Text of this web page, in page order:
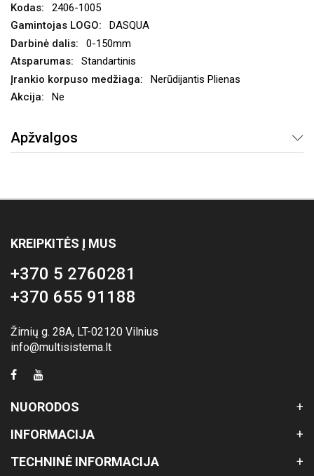
2406-1005
DASQUA
0-150mm
Standartinis
Nerūdijantis Plienas
Ne
Apžvalgos
KREIPKITĖS Į MUS
+370 5 2760281
+370 655 91188
Žirnių g. 28A, LT-02120 Vilnius
info@multisistema.lt
NUORODOS
INFORMACIJA
TECHNINĖ INFORMACIJA